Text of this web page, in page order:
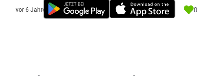
vor 6 Jahre 0